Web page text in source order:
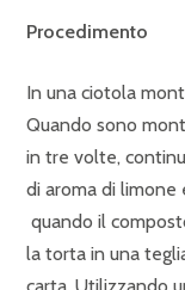
Procedimento
In una ciotola
Quando sono
in tre volte,
di aroma di
quando il
la torta in una